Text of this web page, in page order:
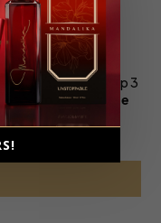
dari
floral yang
Berikut Top 3
Gorgeous Tuberose
tuberose untuk